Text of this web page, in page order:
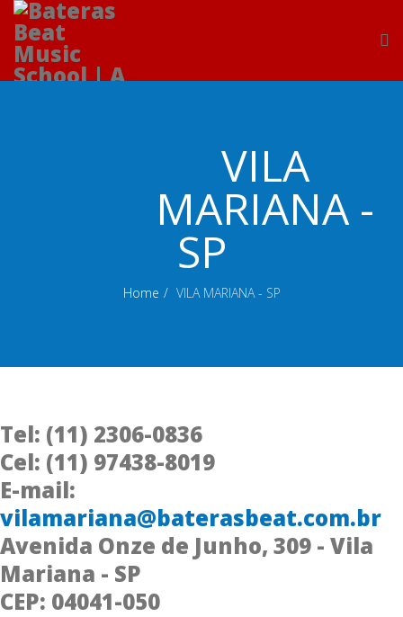
VILA
MARIANA -
SP
Home VILA MARIANA - SP
Tel: (11) 2306-0836
Cel: (11) 97438-8019
E-mail:
vilamariana@baterasbeat.com.br
Avenida Onze de Junho, 309 - Vila
Mariana - SP
CEP: 04041-050